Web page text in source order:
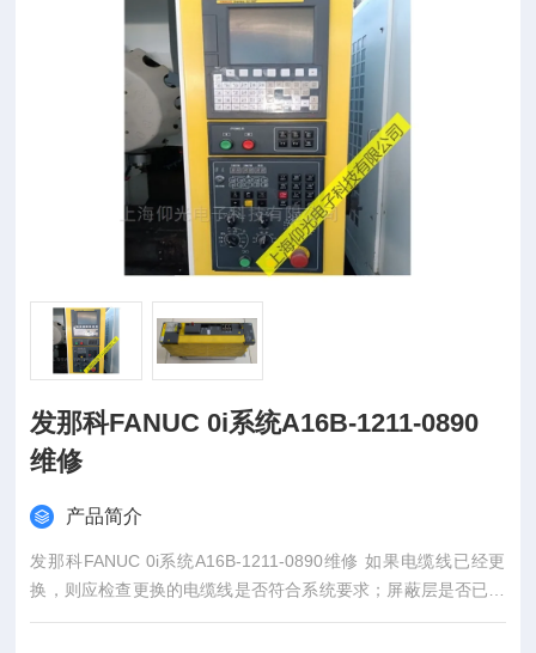
发那科FANUC 0i系统A16B-1211-0890
维修
产品简介
发那科FANUC 0i系统A16B-1211-0890维修 如果电缆线已经更
换，则应检查更换的电缆线是否符合系统要求；屏蔽层是否已经
可靠连接等。